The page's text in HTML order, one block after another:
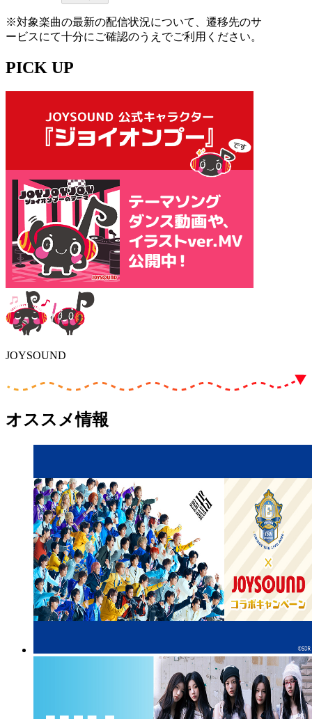
※対象楽曲の最新の配信状況について、遷移先のサ
ービスにて十分にご確認のうえでご利用ください。
PICK UP
JOYSOUND
オススメ情報